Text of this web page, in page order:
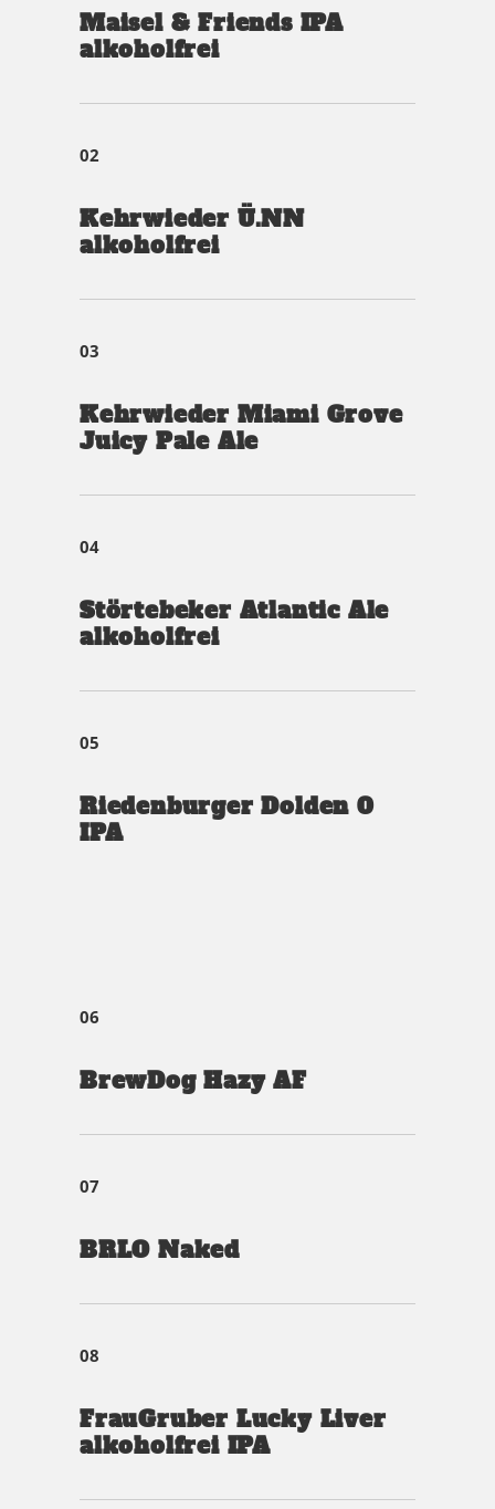
Maisel & Friends IPA
alkoholfrei
02
Kehrwieder Ü.NN
alkoholfrei
03
Kehrwieder Miami Grove
Juicy Pale Ale
04
Störtebeker Atlantic Ale
alkoholfrei
05
Riedenburger Dolden 0
IPA
06
BrewDog Hazy AF
07
BRLO Naked
08
FrauGruber Lucky Liver
alkoholfrei IPA